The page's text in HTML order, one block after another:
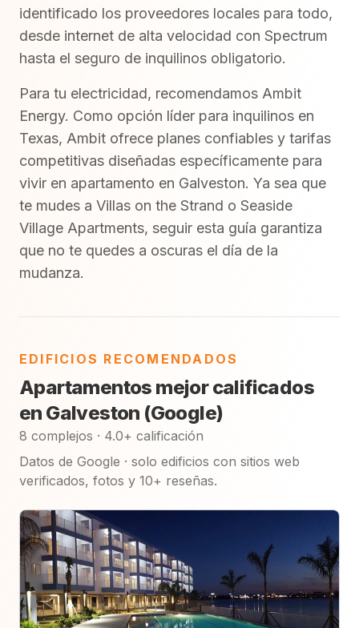
identificado los proveedores locales para todo,
desde internet de alta velocidad con Spectrum
hasta el seguro de inquilinos obligatorio.
Para tu electricidad, recomendamos Ambit
Energy. Como opción líder para inquilinos en
Texas, Ambit ofrece planes confiables y tarifas
competitivas diseñadas específicamente para
vivir en apartamento en Galveston. Ya sea que
te mudes a Villas on the Strand o Seaside
Village Apartments, seguir esta guía garantiza
que no te quedes a oscuras el día de la
mudanza.
EDIFICIOS RECOMENDADOS
Apartamentos mejor calificados
en Galveston (Google)
8 complejos · 4.0+ calificación
Datos de Google · solo edificios con sitios web
verificados, fotos y 10+ reseñas.